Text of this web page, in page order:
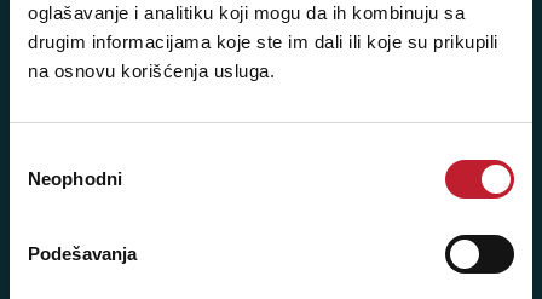
oglašavanje i analitiku koji mogu da ih kombinuju sa
drugim informacijama koje ste im dali ili koje su prikupili
na osnovu korišćenja usluga.
сагласности
Neophodni
Podešavanja
JIB: 4403444110009
NAŠE PRODAVNICE
Telefoni:
+387 55 209 104